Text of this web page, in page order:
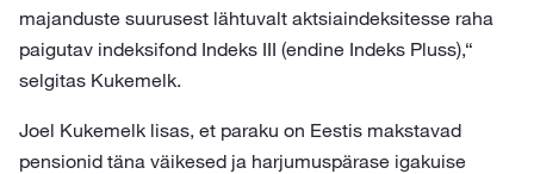
majanduste suurusest lähtuvalt aktsiaindeksitesse raha
paigutav indeksifond Indeks III (endine Indeks Pluss),“
selgitas Kukemelk.
Joel Kukemelk lisas, et paraku on Eestis makstavad
pensionid täna väikesed ja harjumuspärase igakuise